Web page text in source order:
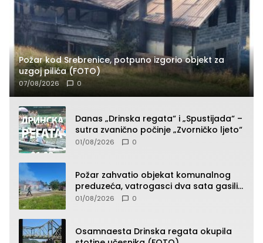
Požar kod Srebrenice, potpuno izgorio objekt za
uzgoj pilića (FOTO)
07/08/2026 0
Danas „Drinska regata“ i „Spustijada“ –
sutra zvanično počinje „Zvorničko ljeto“
01/08/2026 0
Požar zahvatio objekat komunalnog
preduzeća, vatrogasci dva sata gasili
vatru (FOTO)
01/08/2026 0
Osamnaesta Drinska regata okupila